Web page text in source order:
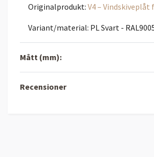
Originalprodukt: V4 –
Variant/material: PL Svart -
Mått (mm):
Recensioner